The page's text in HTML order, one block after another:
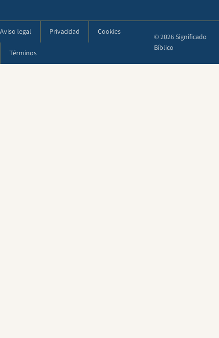
Aviso legal Privacidad Cookies
Términos
© 2026 Significado
Bíblico